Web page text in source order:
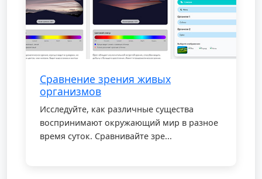
Сравнение зрения живых
организмов
Исследуйте, как различные существа
воспринимают окружающий мир в разное
время суток. Сравнивайте зре...